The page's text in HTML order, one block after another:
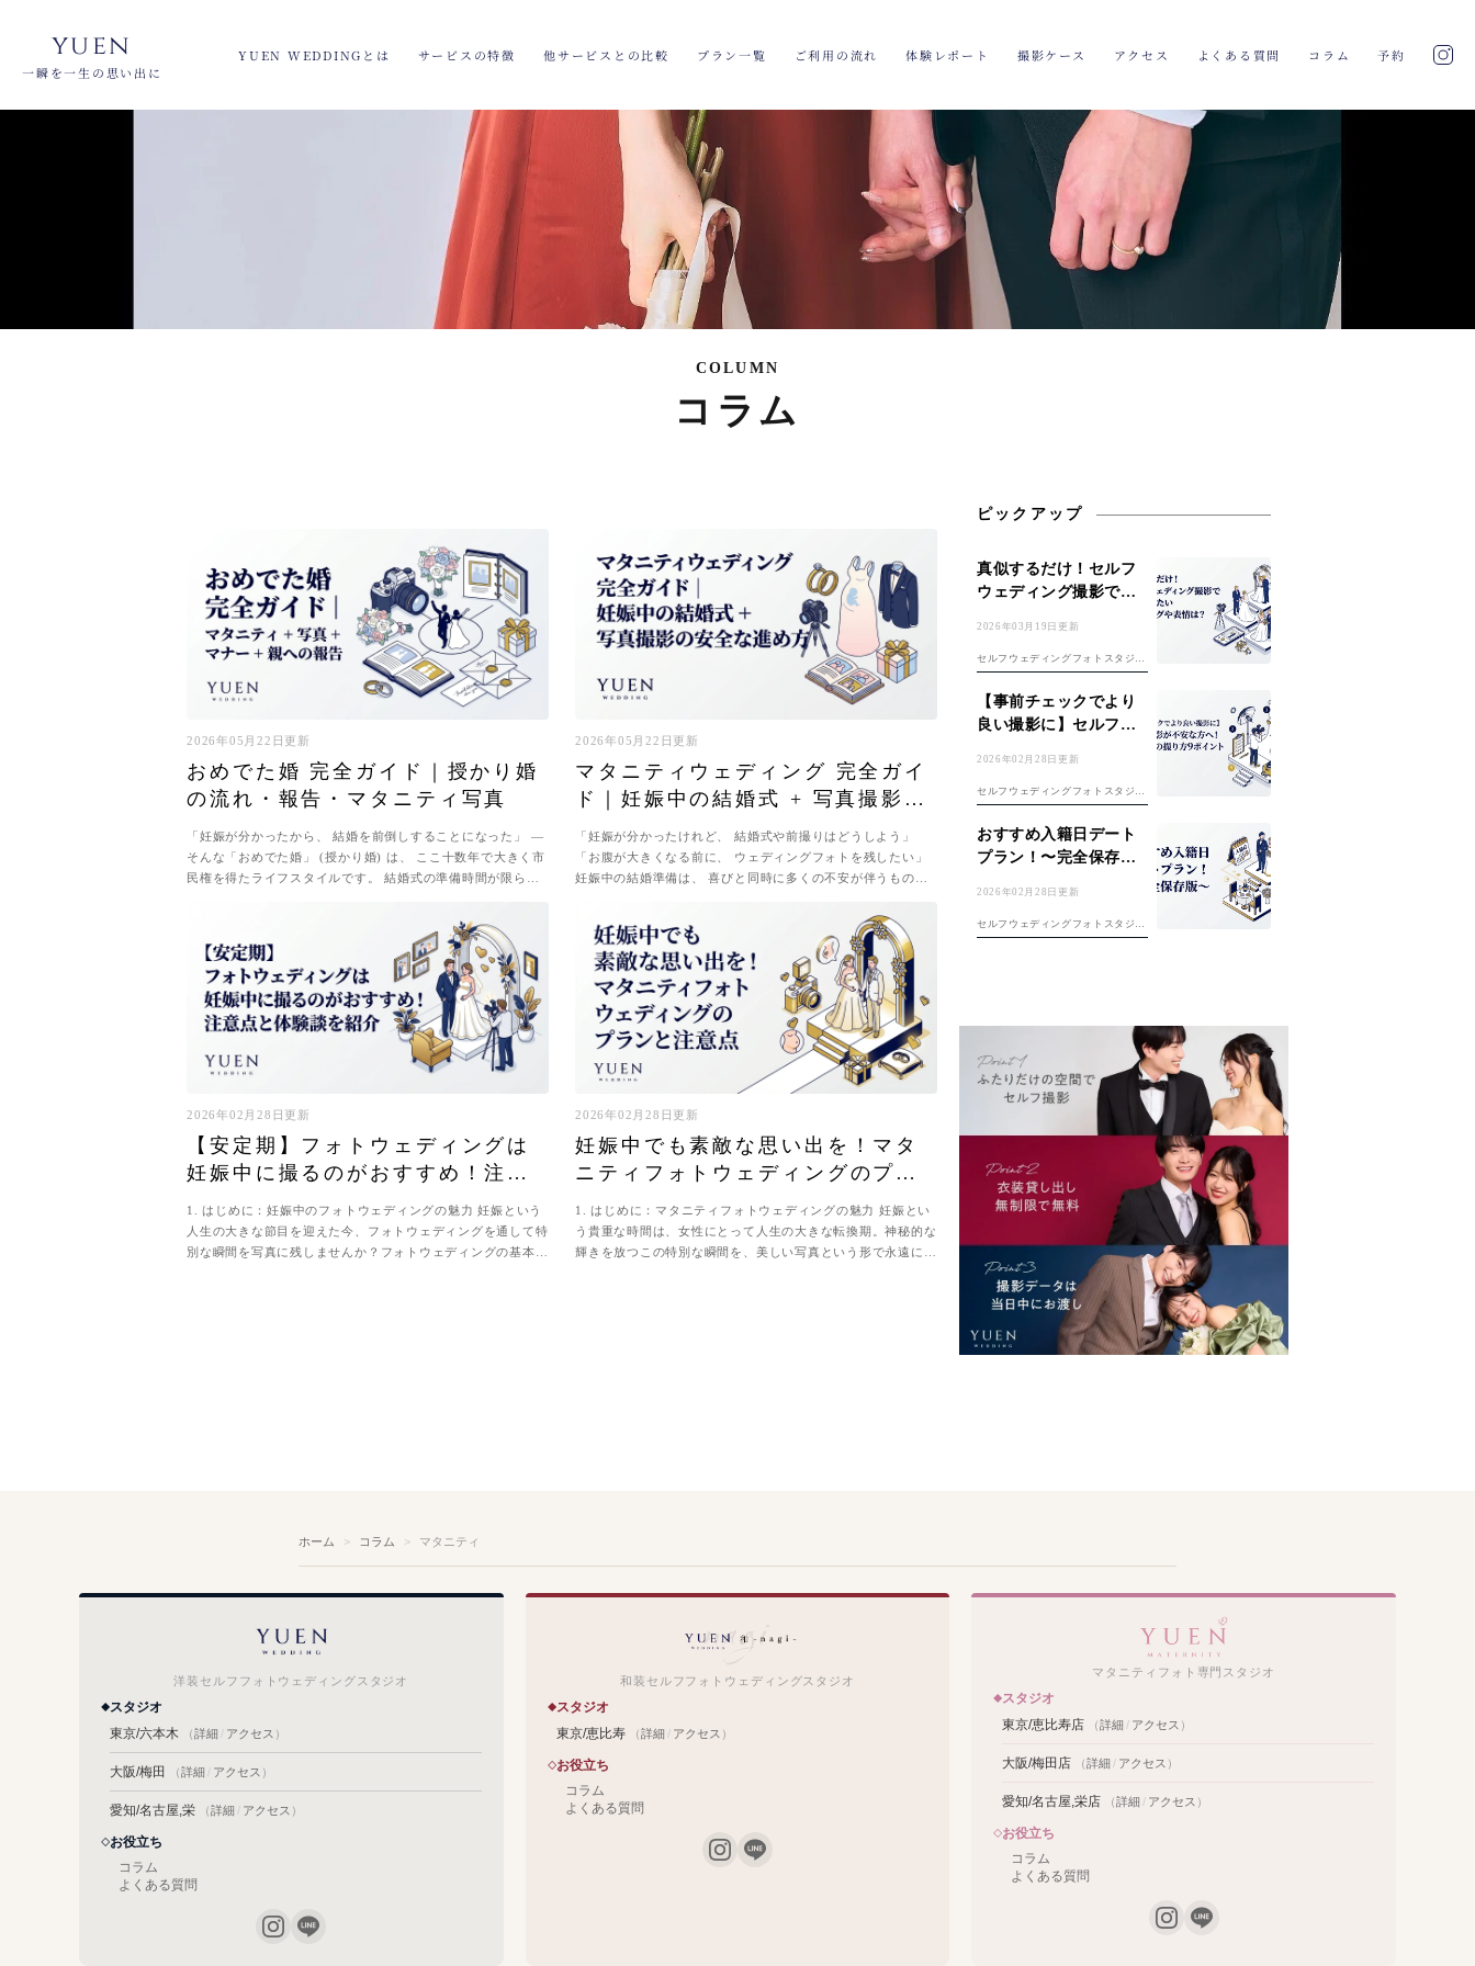
yuen
一瞬を一生の思い出に
YUEN WEDDINGとは サービスの特徴 他サービスとの比較 プラン一覧 ご利用の流れ 体験レポート 撮影ケース アクセス よくある質問 コラム 予約
COLUMN
コラム
2026年05月22日更新
おめでた婚 完全ガイド｜授かり婚
の流れ・報告・マタニティ写真
「妊娠が分かったから、 結婚を前倒しすることになった」 —
そんな「おめでた婚」 (授かり婚) は、 ここ十数年で大きく市
民権を得たライフスタイルです。 結婚式の準備時間が限られ
2026年05月22日更新
マタニティウェディング 完全ガイ
ド｜妊娠中の結婚式 + 写真撮影の
安全な進め方
「妊娠が分かったけれど、 結婚式や前撮りはどうしよう」
「お腹が大きくなる前に、 ウェディングフォトを残したい」
妊娠中の結婚準備は、 喜びと同時に多くの不安が伴うもので
2026年02月28日更新
【安定期】フォトウェディングは
妊娠中に撮るのがおすすめ！注意
点と体験談を紹介
1. はじめに：妊娠中のフォトウェディングの魅力 妊娠という
人生の大きな節目を迎えた今、フォトウェディングを通して特
別な瞬間を写真に残しませんか？フォトウェディングの基本に
2026年02月28日更新
妊娠中でも素敵な思い出を！マタ
ニティフォトウェディングのプラ
1. はじめに：マタニティフォトウェディングの魅力 妊娠とい
う貴重な時間は、女性にとって人生の大きな転換期。神秘的な
輝きを放つこの特別な瞬間を、美しい写真という形で永遠に残
ピックアップ
2026年03月19日更新
真似するだけ！セルフ
ウェディング撮影で参
セルフウェディングフォトスタジオ
「YUEN WEDDING」です。 初め
てのセルフフォト！準備は「セルフ
前撮り完全ガイド」、費用は「フォ
トウェディング費用ガイド」もチェ
2026年02月28日更新
【事前チェックでより
良い撮影に】セルフ撮
セルフウェディングフォトスタジオ
「YUEN WEDDING」です。セル
フ前撮りのコツは「セルフ前撮り完
全ガイド」もご覧ください。 セル
フ撮影は自分たちで思い通りの撮影
な...
2026年02月28日更新
おすすめ入籍日デート
プラン！〜完全保存
セルフウェディングフォトスタジオ
「yuen wedding」です。 「記念す
ホーム コラム マタニティ
洋装セルフフォトウェディングスタジオ
スタジオ
東京/六本木
（詳細 / アクセス ）
大阪/梅田 （詳細 / アクセス ）
愛知/名古屋,栄 （詳細 / アクセス ）
お役立ち
コラム
よくある質問
和装セルフフォトウェディングスタジオ
スタジオ
東京/恵比寿
（詳細 / アクセス ）
お役立ち
コラム
よくある質問
マタニティフォト専門スタジオ
スタジオ
東京/恵比寿店
（詳細 / アクセス ）
大阪/梅田店 （詳細 / アクセス ）
愛知/名古屋,栄店 （詳細 / アクセス ）
お役立ち
コラム
よくある質問